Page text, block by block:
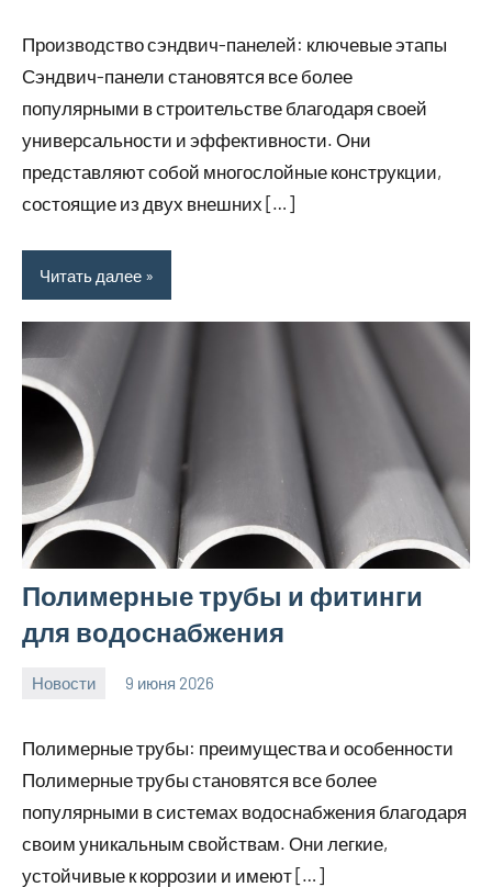
Производство сэндвич-панелей: ключевые этапы
Сэндвич-панели становятся все более
популярными в строительстве благодаря своей
универсальности и эффективности. Они
представляют собой многослойные конструкции,
состоящие из двух внешних […]
Читать далее
Полимерные трубы и фитинги
для водоснабжения
Новости 9 июня 2026
Полимерные трубы: преимущества и особенности
Полимерные трубы становятся все более
популярными в системах водоснабжения благодаря
своим уникальным свойствам. Они легкие,
устойчивые к коррозии и имеют […]